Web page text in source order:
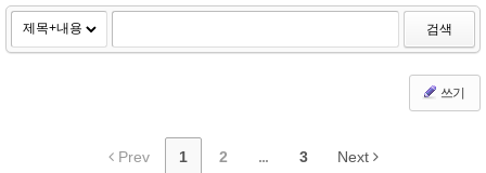
검색
쓰기
Prev 1 2 ... 3 Next